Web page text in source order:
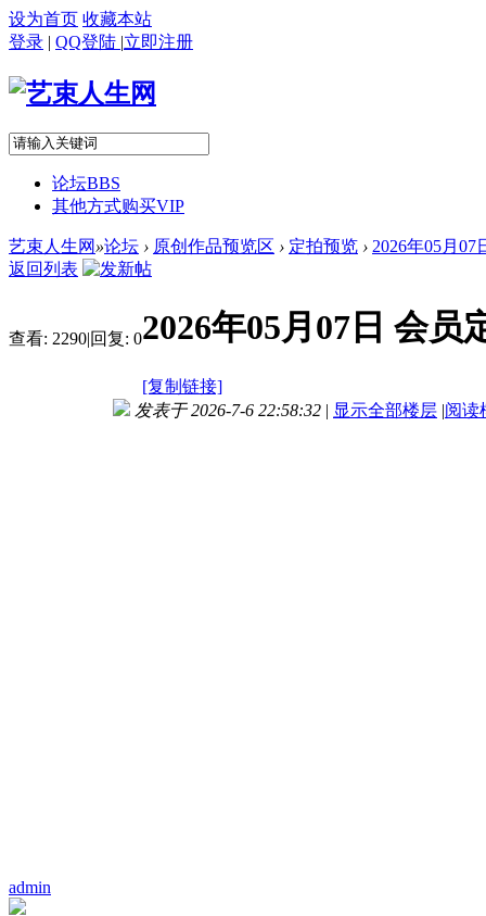
设为首页 收藏本站
登录 | QQ登陆 |立即注册
论坛BBS
其他方式购买VIP
艺束人生网 »论坛 › 原创作品预览区 › 定拍预览 › 2026年05月
返回列表
查看: 2290|回复: 02026年05月07日 会
[复制链接]
admin
发表于 2026-7-6 22:58:32 | 显示全部楼层 |阅读